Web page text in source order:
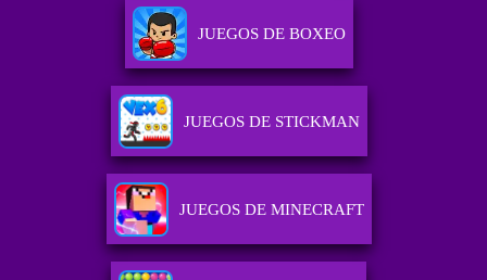
JUEGOS DE BOXEO
JUEGOS DE STICKMAN
JUEGOS DE MINECRAFT